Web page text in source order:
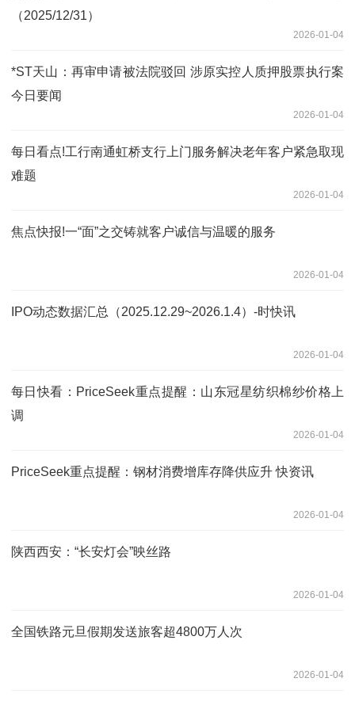
（2025/12/31）
2026-01-04
*ST天山：再审申请被法院驳回 涉原实控人质押股票执行案
今日要闻
2026-01-04
每日看点!工行南通虹桥支行上门服务解决老年客户紧急取现
难题
2026-01-04
焦点快报!一“面”之交铸就客户诚信与温暖的服务
2026-01-04
IPO动态数据汇总（2025.12.29~2026.1.4）-时快讯
2026-01-04
每日快看：PriceSeek重点提醒：山东冠星纺织棉纱价格上
调
2026-01-04
PriceSeek重点提醒：钢材消费增库存降供应升 快资讯
2026-01-04
陕西西安：“长安灯会”映丝路
2026-01-04
全国铁路元旦假期发送旅客超4800万人次
2026-01-04